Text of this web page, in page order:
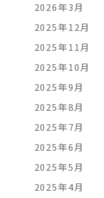
2026年3月
2025年12月
2025年11月
2025年10月
2025年9月
2025年8月
2025年7月
2025年6月
2025年5月
2025年4月